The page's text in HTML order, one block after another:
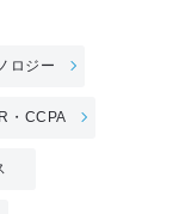
ロジー
・CCPA